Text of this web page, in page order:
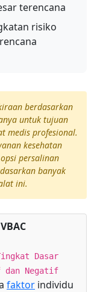
terencana
risiko
berdasarkan
untuk tujuan
medis profesional.
kesehatan
persalinan
banyak
ini.
Dasar
dan Negatif
faktor individu